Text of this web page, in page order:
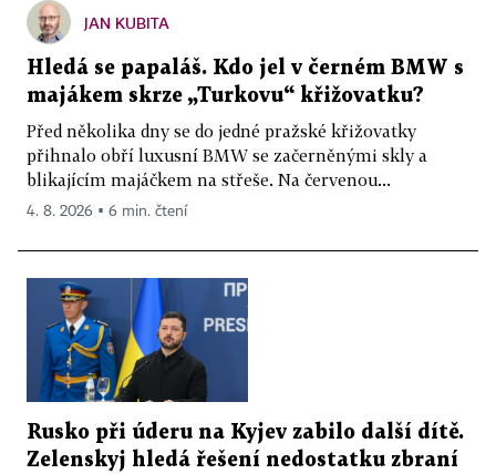
JAN KUBITA
Hledá se papaláš. Kdo jel v černém BMW s
majákem skrze „Turkovu“ křižovatku?
Před několika dny se do jedné pražské křižovatky
přihnalo obří luxusní BMW se začerněnými skly a
blikajícím majáčkem na střeše. Na červenou...
4. 8. 2026 ▪ 6 min. čtení
Rusko při úderu na Kyjev zabilo další dítě.
Zelenskyj hledá řešení nedostatku zbraní